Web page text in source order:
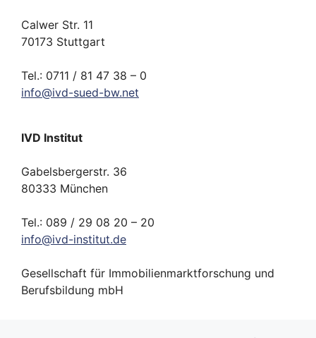
Calwer Str. 11
70173 Stuttgart
Tel.: 0711 / 81 47 38 – 0
info@ivd-sued-bw.net
IVD Institut
Gabelsbergerstr. 36
80333 München
Tel.: 089 / 29 08 20 – 20
info@ivd-institut.de
Gesellschaft für Immobilienmarktforschung und
Berufsbildung mbH